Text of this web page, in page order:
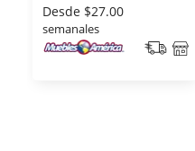
Desde $27.00
semanales